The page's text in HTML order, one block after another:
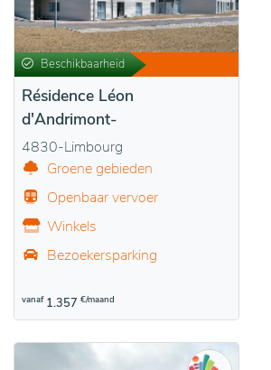
Beschikbaarheid
Résidence Léon
d'Andrimont-
4830-Limbourg
Groene gebieden
Openbaar vervoer
Winkels
Bezoekersparking
vanaf 1.357 €/maand